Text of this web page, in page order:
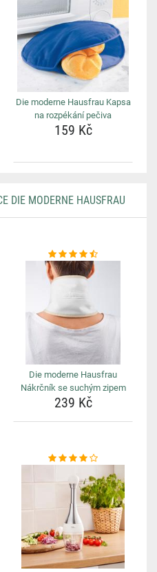
Die moderne Hausfrau Kapsa
na rozpékání pečiva
159 Kč
DIE MODERNE HAUSFRAU
Die moderne Hausfrau
Nákrčník se suchým zipem
239 Kč